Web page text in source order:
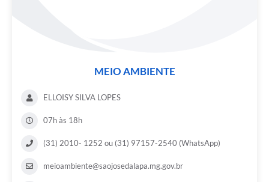
MEIO AMBIENTE
ELLOISY SILVA LOPES
07h às 18h
(31) 2010- 1252 ou (31) 97157-2540 (WhatsApp)
meioambiente@saojosedalapa.mg.gov.br